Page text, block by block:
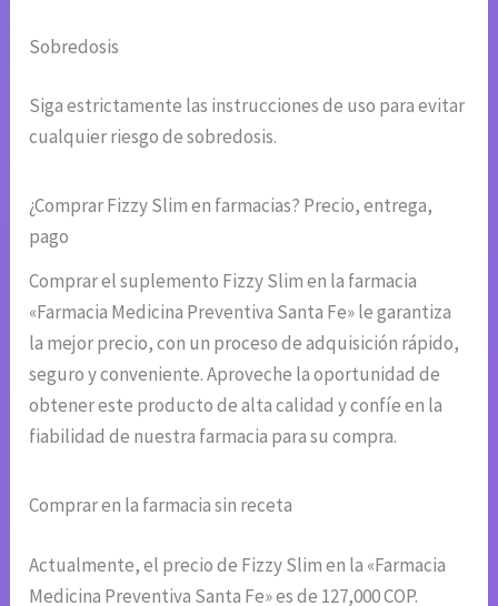
Sobredosis
Siga estrictamente las instrucciones de uso para evitar
cualquier riesgo de sobredosis.
¿Comprar Fizzy Slim en farmacias? Precio, entrega,
pago
Comprar el suplemento Fizzy Slim en la farmacia
«Farmacia Medicina Preventiva Santa Fe» le garantiza
la mejor precio, con un proceso de adquisición rápido,
seguro y conveniente. Aproveche la oportunidad de
obtener este producto de alta calidad y confíe en la
fiabilidad de nuestra farmacia para su compra.
Comprar en la farmacia sin receta
Actualmente, el precio de Fizzy Slim en la «Farmacia
Medicina Preventiva Santa Fe» es de 127,000 COP.